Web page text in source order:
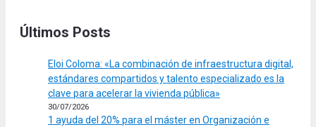
Últimos Posts
Eloi Coloma: «La combinación de infraestructura digital,
estándares compartidos y talento especializado es la
clave para acelerar la vivienda pública»
30/07/2026
1 ayuda del 20% para el máster en Organización e